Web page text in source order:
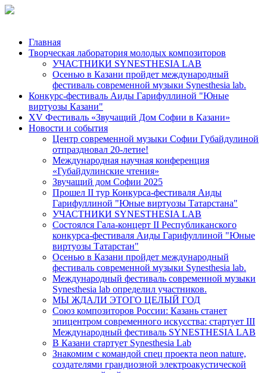
Главная
Творческая лаборатория молодых композиторов
УЧАСТНИКИ SYNESTHESIA LAB
Осенью в Казани пройдет международный
фестиваль современной музыки Synesthesia lab.
Конкурс-фестиваль Аиды Гарифуллиной "Юные
виртуозы Казани"
ХV Фестиваль «Звучащий Дом Софии в Казани»
Новости и события
Центр современной музыки Софии Губайдулиной
отпраздновал 20-летие!
Международная научная конференция
«Губайдулинские чтения»
Звучащий дом Софии 2025
Прошел II тур Конкурса-фестиваля Аиды
Гарифуллиной "Юные виртуозы Татарстана"
УЧАСТНИКИ SYNESTHESIA LAB
Состоялся Гала-концерт II Республиканского
конкурса-фестиваля Аиды Гарифуллиной "Юные
виртуозы Татарстан"
Осенью в Казани пройдет международный
фестиваль современной музыки Synesthesia lab.
Международный фестиваль современной музыки
Synesthesia lab определил участников.
МЫ ЖДАЛИ ЭТОГО ЦЕЛЫЙ ГОД
Союз композиторов России: Казань станет
эпицентром современного искусства: стартует III
Международный фестиваль SYNESTHESIA LAB
В Казани стартует Synesthesia Lab
Знакомим с командой спец проекта neon nature,
создателями грандиозной электроакустической